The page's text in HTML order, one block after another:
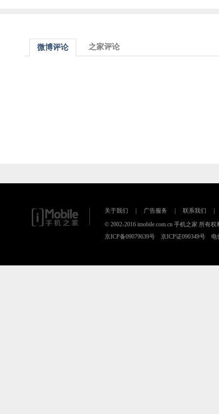
微博评论 之家评论
关于我们 广告服务 联系我们
© 2002-2016 imobile.com.cn 手机之家 所有
京ICP备09079639号 京ICP证090349号 电